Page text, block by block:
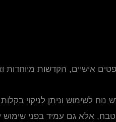
אישיים, הקדשות מיוחדות
אלא גם עמיד בפני שימוש